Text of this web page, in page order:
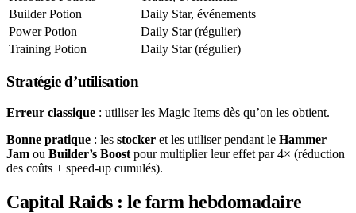
Builder Potion
Daily Star, événements
Power Potion
Daily Star (régulier)
Training Potion
Daily Star (régulier)
Stratégie d’utilisation
Erreur classique : utiliser les Magic Items dès qu’on les obtient.
Bonne pratique : les stocker et les utiliser pendant le Hammer
Jam ou Builder’s Boost pour multiplier leur effet par 4× (réduction
des coûts + speed-up cumulés).
Capital Raids : le farm hebdomadaire